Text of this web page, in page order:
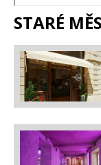
STARÉ